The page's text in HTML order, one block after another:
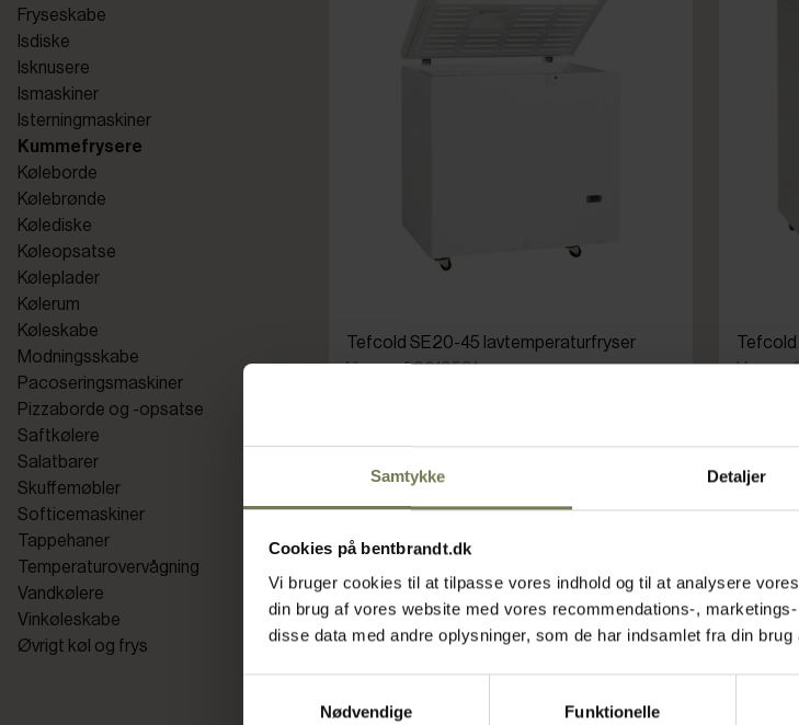
Samtykke Detaljer
Cookies på bentbrandt.dk
Vi bruger cookies til at tilpasse vores indhold og til at analysere
din brug af vores website med vores recommendations-,
disse data med andre oplysninger, som de har indsamlet fra din brug
Nødvendige
Funktionelle
Fryseskabe
Isdiske
Isknusere
Ismaskiner
Isterningmaskiner
Kummefrysere
Køleborde
Kølebrønde
Kølediske
Køleopsatse
Køleplader
Kølerum
Køleskabe
Modningsskabe
Pacoseringsmaskiner
Pizzaborde og -opsatse
Saftkølere
Salatbarer
Skuffemøbler
Softicemaskiner
Tappehaner
Temperaturovervågning
Vandkølere
Vinkøleskabe
Øvrigt køl og frys
Tefcold SE20-45 lavtemperaturfryser
Varenr: 80810501
Bestillingsvare
Varenr: